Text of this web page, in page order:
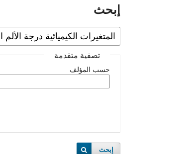
إبحث
تصفية متقدمة
حسب المؤلف
إبحث